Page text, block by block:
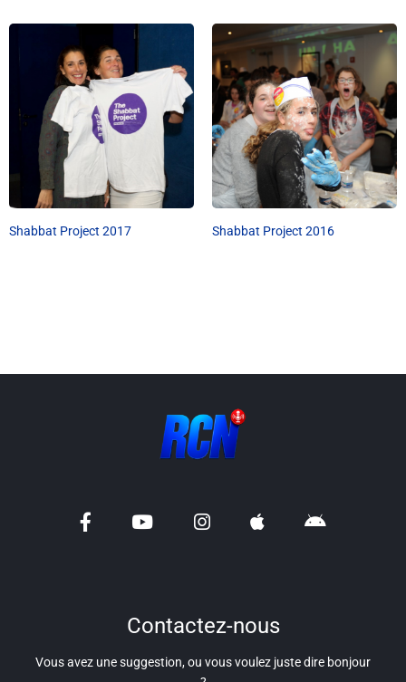
CCAS NICE
Département des Alpes Maritimes
Ma Région Sud
Shabbat Project 2017 Shabbat Project 2016
Contactez-nous
Vous avez une suggestion, ou vous voulez juste dire bonjour